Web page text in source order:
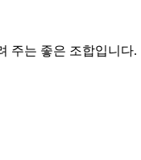
주는 좋은 조합입니